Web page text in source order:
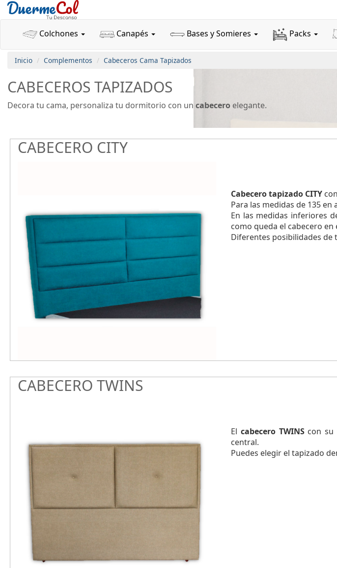
Colchones Canapés Bases y Somieres Packs
Inicio Complementos Cabeceros Cama Tapizados
CABECEROS TAPIZADOS
Decora tu cama, personaliza tu dormitorio con un cabecero elegante.
CABECERO CITY
Cabecero tapizado CITY
Para las medidas de 135
En las medidas inferiores
como queda el cabecero en
Diferentes posibilidades de
CABECERO TWINS
El cabecero TWINScon su
central.
Puedes elegir el tapizado